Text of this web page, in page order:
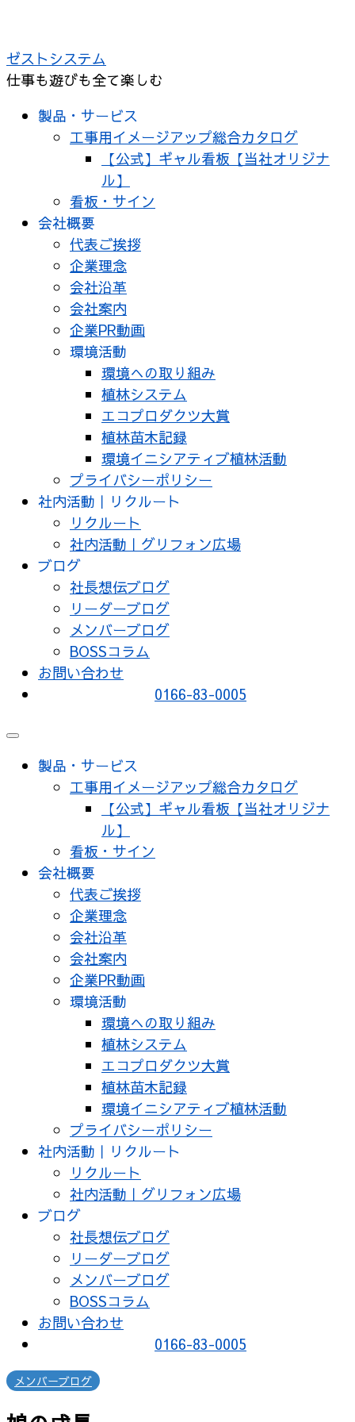
テ
ン
ゼストシステム
仕事も遊びも全て楽しむ
製品・サービス
工事用イメージアップ総合カタログ
【公式】ギャル看板【当社オリジナ
ル】
看板・サイン
会社概要
代表ご挨拶
企業理念
会社沿革
会社案内
企業PR動画
環境活動
環境への取り組み
植林システム
エコプロダクツ大賞
植林苗木記録
環境イニシアティブ植林活動
プライバシーポリシー
社内活動｜リクルート
リクルート
社内活動｜グリフォン広場
ブログ
社長想伝ブログ
リーダーブログ
メンバーブログ
BOSSコラム
お問い合わせ
0166-83-0005
メ
製品・サービス
工事用イメージアップ総合カタログ
【公式】ギャル看板【当社オリジナ
ル】
看板・サイン
会社概要
代表ご挨拶
企業理念
会社沿革
会社案内
企業PR動画
環境活動
環境への取り組み
植林システム
エコプロダクツ大賞
植林苗木記録
環境イニシアティブ植林活動
プライバシーポリシー
社内活動｜リクルート
リクルート
社内活動｜グリフォン広場
ブログ
社長想伝ブログ
リーダーブログ
メンバーブログ
BOSSコラム
お問い合わせ
0166-83-0005
メンバーブログ